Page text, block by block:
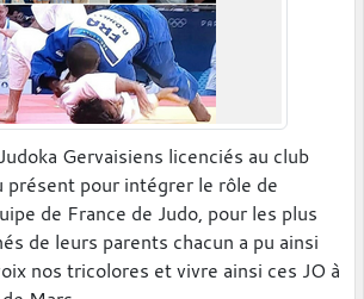
Gervaisiens licenciés au club
présent pour intégrer le rôle de
de France de Judo, pour les plus
de leurs parents chacun a pu ainsi
nos tricolores et vivre ainsi ces JO à